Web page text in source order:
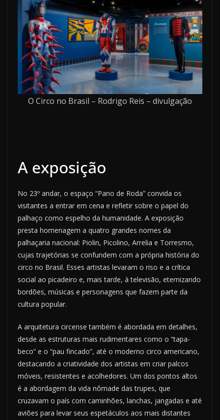
O Circo no Brasil – Rodrigo Reis – divulgação
A exposição
No 23º andar, o espaço “Pano de Roda” convida os
visitantes a entrar em cena e refletir sobre o papel do
palhaço como espelho da humanidade. A exposição
presta homenagem a quatro grandes nomes da
palhaçaria nacional: Piolin, Picolino, Arrelia e Torresmo,
cujas trajetórias se confundem com a própria história do
circo no Brasil. Esses artistas levaram o riso e a crítica
social ao picadeiro e, mais tarde, à televisão, eternizando
bordões, músicas e personagens que fazem parte da
cultura popular.
A arquitetura circense também é abordada em detalhes,
desde as estruturas mais rudimentares como o “tapa-
beco” e o “pau fincado”, até o moderno circo americano,
destacando a criatividade dos artistas em criar palcos
móveis, resistentes e acolhedores. Um dos pontos altos
é a abordagem da vida nômade das trupes, que
cruzavam o país com caminhões, lanchas, jangadas e até
aviões para levar seus espetáculos aos mais distantes